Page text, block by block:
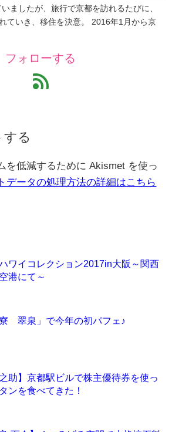
ましたが、旅行で京都を訪れるたびに、
ていき、移住を決意。 2016年1月から京
フォローする
feed
する
を低減するために Akismet を使っ
データの処理方法の詳細はこちら
ワイコレクション2017in大阪～関西
港にて～
寮 翠泉」で今年の初パフェ♪
之助】京都駅ビルで株主優待券を使っ
ンを食べてきた！